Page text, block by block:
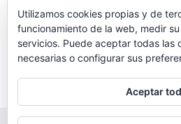
Utilizamos cookies propias y de
funcionamiento de la web, medir
servicios. Puede aceptar todas las
necesarias o configurar sus
Aceptar